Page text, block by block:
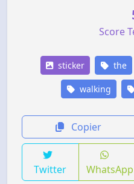
Score
sticker the
walking
Copier
Twitter WhatsApp